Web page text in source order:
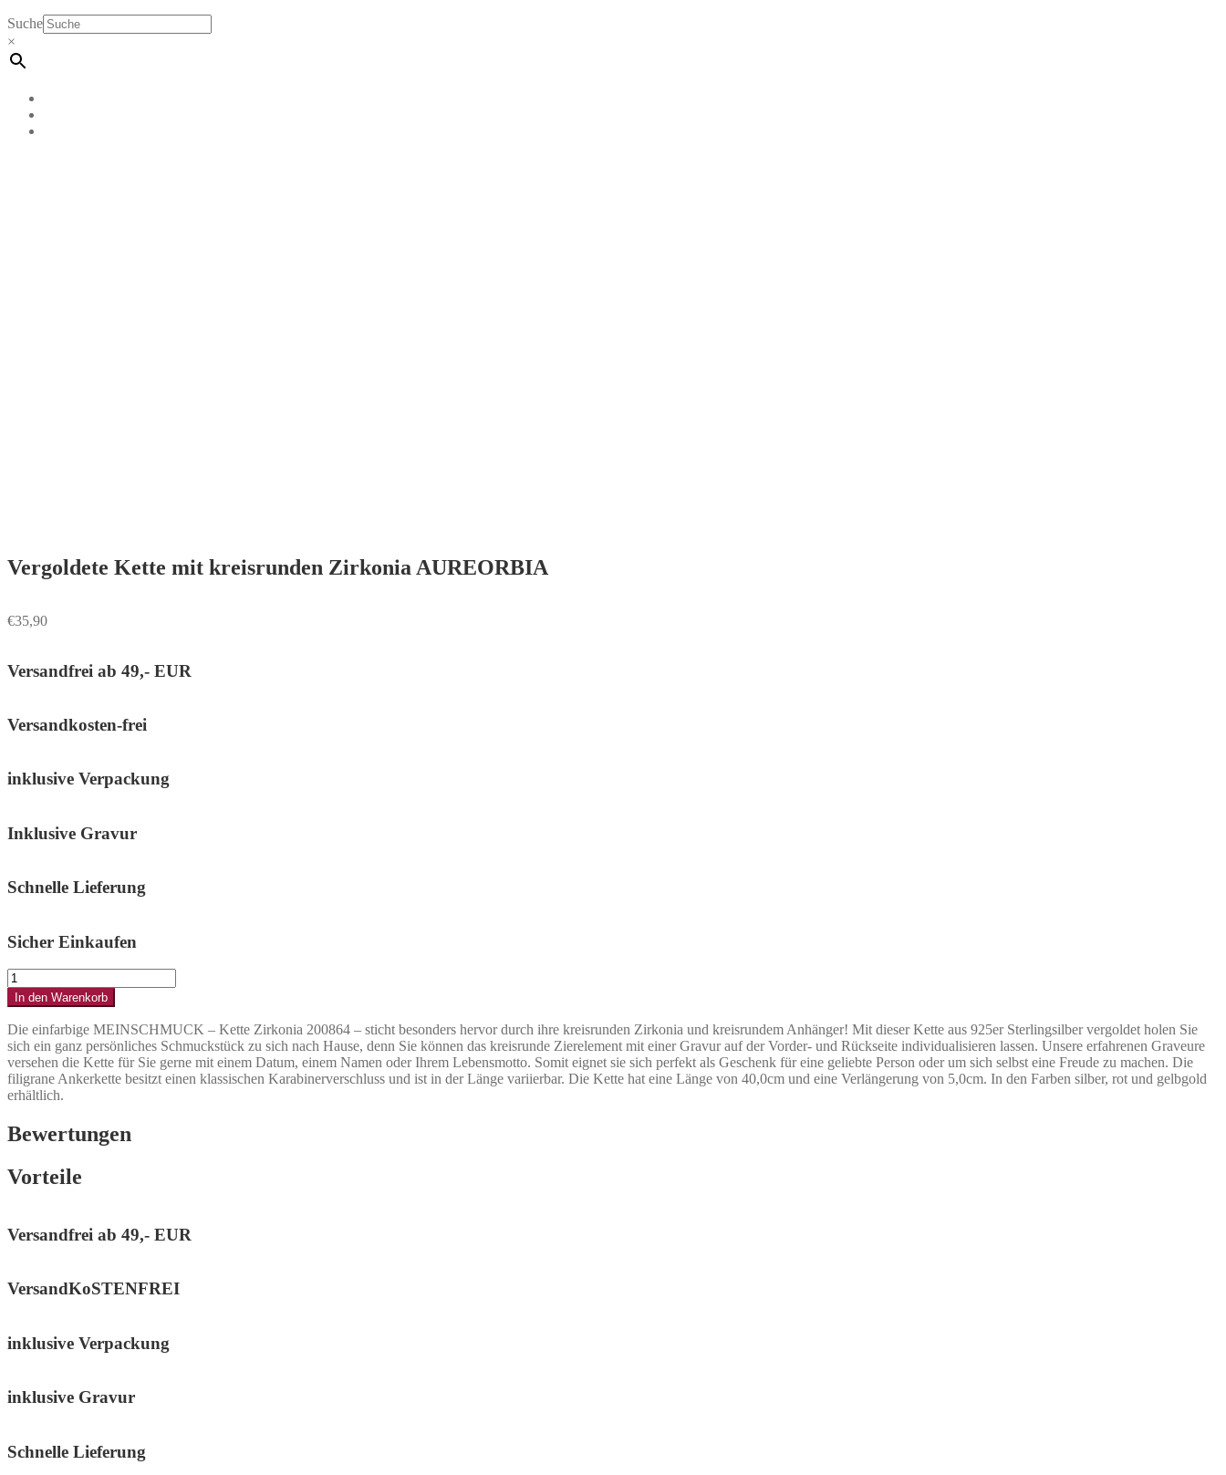
Suche
×
Vergoldete Kette mit kreisrunden Zirkonia AUREORBIA
€35,90
Versandfrei ab 49,- EUR
Versandkosten-frei
inklusive Verpackung
Inklusive Gravur
Schnelle Lieferung
Sicher Einkaufen
Vergoldete
Kette
mit
kreisrunden
Zirkonia
AUREORBIA
Menge
In den Warenkorb
Die einfarbige MEINSCHMUCK – Kette Zirkonia 200864 – sticht besonders hervor durch ihre kreisrunden Zirkonia und kreisrundem Anhänger! Mit dieser Kette aus 925er Sterlingsilber vergoldet holen Sie
sich ein ganz persönliches Schmuckstück zu sich nach Hause, denn Sie können das kreisrunde Zierelement mit einer Gravur auf der Vorder- und Rückseite individualisieren lassen. Unsere erfahrenen Graveure
versehen die Kette für Sie gerne mit einem Datum, einem Namen oder Ihrem Lebensmotto. Somit eignet sie sich perfekt als Geschenk für eine geliebte Person oder um sich selbst eine Freude zu machen. Die
filigrane Ankerkette besitzt einen klassischen Karabinerverschluss und ist in der Länge variierbar. Die Kette hat eine Länge von 40,0cm und eine Verlängerung von 5,0cm. In den Farben silber, rot und gelbgold
erhältlich.
Bewertungen
Vorteile
Versandfrei ab 49,- EUR
VersandKoSTENFREI
inklusive Verpackung
inklusive Gravur
Schnelle Lieferung